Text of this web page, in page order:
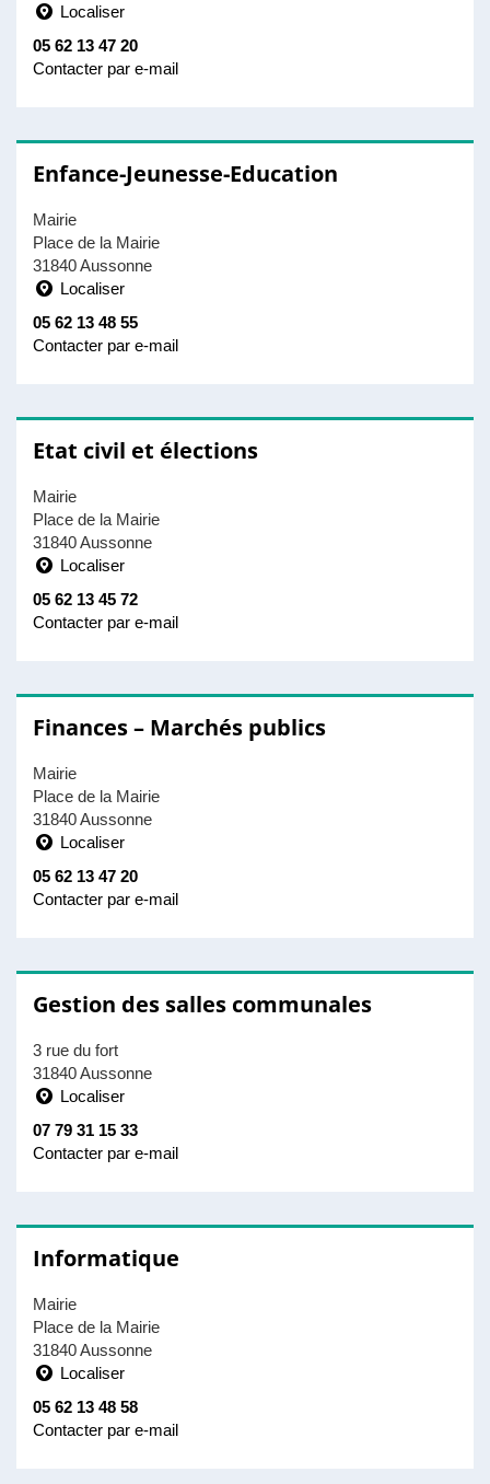
Localiser
05 62 13 47 20
Contacter par e-mail
Enfance-Jeunesse-Education
Mairie
Place de la Mairie
31840 Aussonne
Localiser
05 62 13 48 55
Contacter par e-mail
Etat civil et élections
Mairie
Place de la Mairie
31840 Aussonne
Localiser
05 62 13 45 72
Contacter par e-mail
Finances – Marchés publics
Mairie
Place de la Mairie
31840 Aussonne
Localiser
05 62 13 47 20
Contacter par e-mail
Gestion des salles communales
3 rue du fort
31840 Aussonne
Localiser
07 79 31 15 33
Contacter par e-mail
Informatique
Mairie
Place de la Mairie
31840 Aussonne
Localiser
05 62 13 48 58
Contacter par e-mail